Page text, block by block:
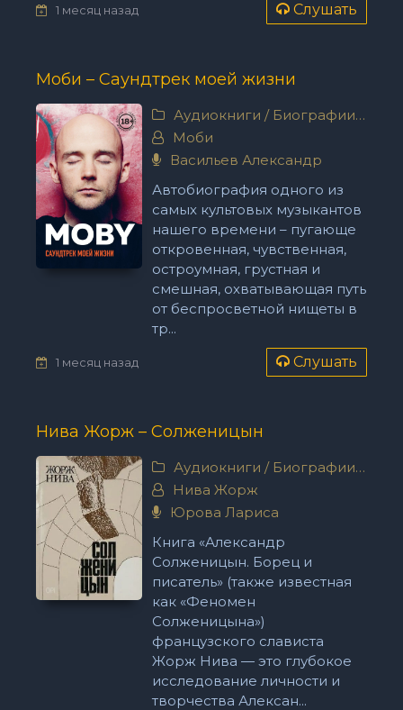
1 месяц назад Слушать
Моби – Саундтрек моей жизни
Аудиокниги / Биографии, мемуары
Моби
Васильев Александр
Автобиография одного из
самых культовых музыкантов
нашего времени – пугающе
откровенная, чувственная,
остроумная, грустная и
смешная, охватывающая путь
от беспросветной нищеты в
тр...
1 месяц назад Слушать
Нива Жорж – Солженицын
Аудиокниги / Биографии, мемуары
Нива Жорж
Юрова Лариса
Книга «Александр
Солженицын. Борец и
писатель» (также известная
как «Феномен
Солженицына»)
французского слависта
Жорж Нива — это глубокое
исследование личности и
творчества Алексан...